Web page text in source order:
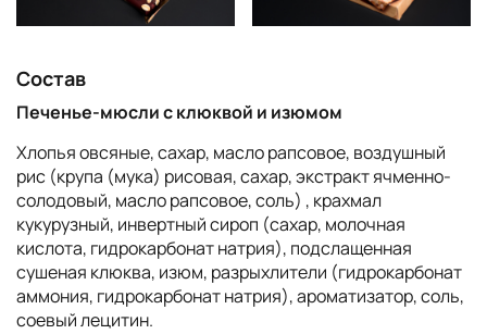
Состав
Печенье-мюсли с клюквой и изюмом
Хлопья овсяные, сахар, масло рапсовое, воздушный
рис (крупа (мука) рисовая, сахар, экстракт ячменно-
солодовый, масло рапсовое, соль) , крахмал
кукурузный, инвертный сироп (сахар, молочная
кислота, гидрокарбонат натрия), подслащенная
сушеная клюква, изюм, разрыхлители (гидрокарбонат
аммония, гидрокарбонат натрия), ароматизатор, соль,
соевый лецитин.